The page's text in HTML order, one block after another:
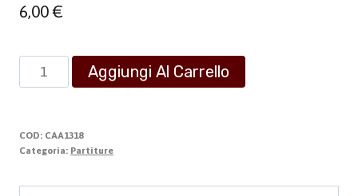
6,00€
ECCE
SACERDUS
quantità
Aggiungi Al Carrello
COD: CAA1318
Categoria: Partiture